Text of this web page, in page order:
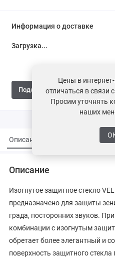
Информация о доставке
Загрузка...
Поделиться
Описание Характеристики
Описание
Изогнутое защитное стекло
предназначено для защиты
града, посторонних звуков.
комбинации с изогнутым
обретает более элегантный и
поверхность защитного
Цены в
отличаться в связи
Просим уточнять
наших